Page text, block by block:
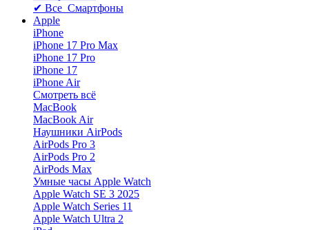
✔ Все Смартфоны
Apple
iPhone
iPhone 17 Pro Max
iPhone 17 Pro
iPhone 17
iPhone Air
Смотреть всё
MacBook
MacBook Air
Наушники AirPods
AirPods Pro 3
AirPods Pro 2
AirPods Max
Умные часы Apple Watch
Apple Watch SE 3 2025
Apple Watch Series 11
Apple Watch Ultra 2